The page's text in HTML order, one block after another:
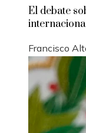
El debate
Francisco